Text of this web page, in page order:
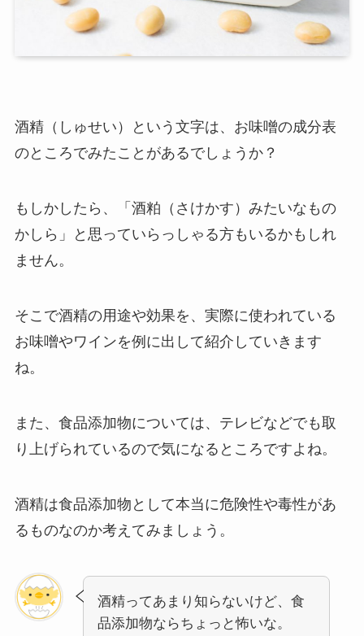
酒精（しゅせい）という文字は、お味噌の成分表
のところでみたことがあるでしょうか？
もしかしたら、「酒粕（さけかす）みたいなもの
かしら」と思っていらっしゃる方もいるかもしれ
ません。
そこで酒精の用途や効果を、実際に使われている
お味噌やワインを例に出して紹介していきます
ね。
また、食品添加物については、テレビなどでも取
り上げられているので気になるところですよね。
酒精は食品添加物として本当に危険性や毒性があ
るものなのか考えてみましょう。
酒精ってあまり知らないけど、食
品添加物ならちょっと怖いな。